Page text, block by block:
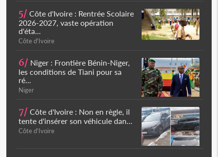
5/ Côte d'Ivoire : Rentrée Scolaire
2026-2027, vaste opération
d'éta...
Côte d'Ivoire
6/ Niger : Frontière Bénin-Niger,
les conditions de Tiani pour sa
ré...
Niger
7/ Côte d'Ivoire : Non en règle, il
tente d'insérer son véhicule dan...
Côte d'Ivoire